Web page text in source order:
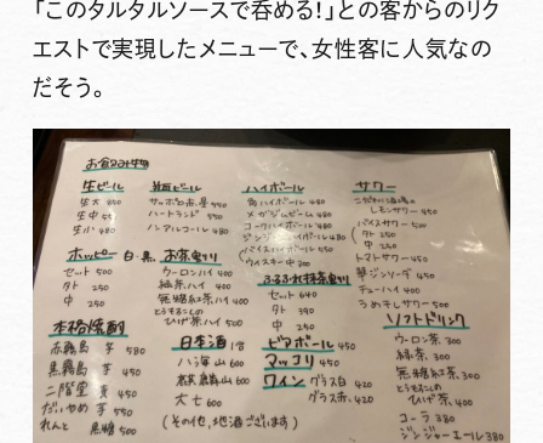
「このタルタルソースで呑める！」との客からのリク
エストで実現したメニューで、女性客に人気なの
だそう。